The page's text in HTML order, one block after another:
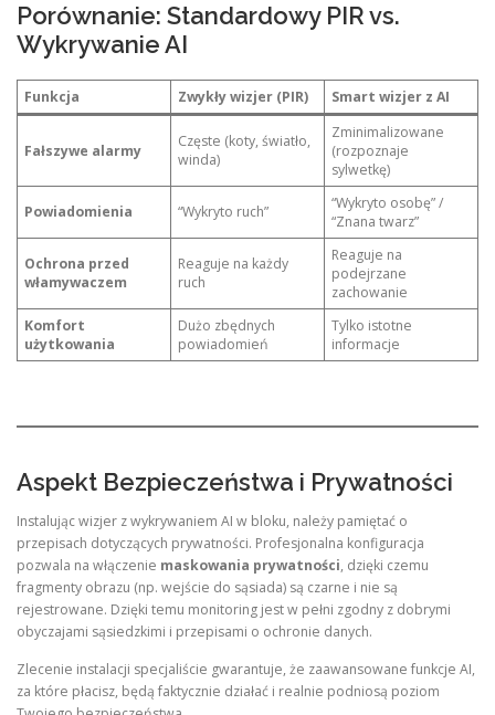
Porównanie: Standardowy PIR vs.
Wykrywanie AI
Funkcja Zwykły wizjer (PIR) Smart wizjer z AI
Fałszywe alarmy
Częste (koty, światło,
winda)
Zminimalizowane
(rozpoznaje
sylwetkę)
Powiadomienia “Wykryto ruch”
“Wykryto osobę” /
“Znana twarz”
Ochrona przed
włamywaczem
Reaguje na każdy
ruch
Reaguje na
podejrzane
zachowanie
Komfort
użytkowania
Dużo zbędnych
powiadomień
Tylko istotne
informacje
Aspekt Bezpieczeństwa i Prywatności
Instalując wizjer z wykrywaniem AI w bloku, należy pamiętać o
przepisach dotyczących prywatności. Profesjonalna konfiguracja
pozwala na włączenie maskowania prywatności, dzięki czemu
fragmenty obrazu (np. wejście do sąsiada) są czarne i nie są
rejestrowane. Dzięki temu monitoring jest w pełni zgodny z dobrymi
obyczajami sąsiedzkimi i przepisami o ochronie danych.
Zlecenie instalacji specjaliście gwarantuje, że zaawansowane funkcje AI,
za które płacisz, będą faktycznie działać i realnie podniosą poziom